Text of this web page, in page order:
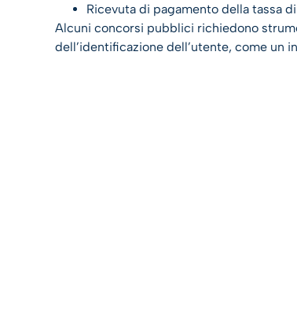
Ricevuta di pagamento della tassa
Alcuni concorsi pubblici richiedono
dell’identificazione dell’utente, come un